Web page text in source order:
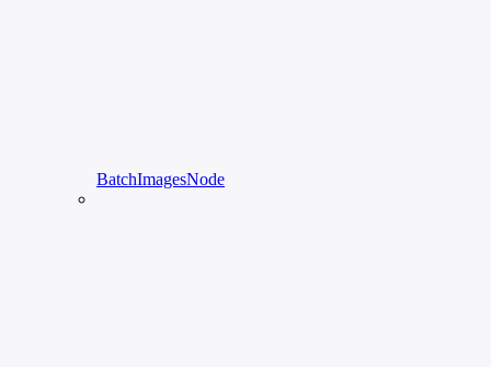
BatchImagesNode